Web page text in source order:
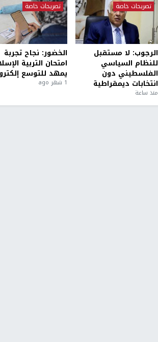
تصريحات خاصة
الرجوب: لا مستقبل
للنظام السياسي
الفلسطيني دون
انتخابات ديمقراطية
منذ ساعة
تصريحات خاصة
الخضور: نجاح تجربة
امتحان التربية
يمهد للتوسع
1 شهر ago